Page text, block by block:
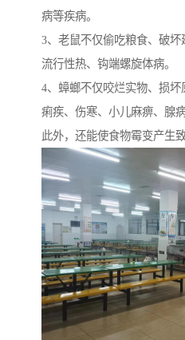
病等疾病。
3、老鼠不仅偷吃粮食、破坏
流行性热、钩端螺旋体病。
4、蟑螂不仅咬烂实物、损
痢疾、伤寒、小儿麻痹、腺
此外，还能使食物霉变产生致